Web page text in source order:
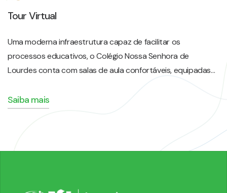
Tour Virtual
Uma moderna infraestrutura capaz de facilitar os
processos educativos, o Colégio Nossa Senhora de
Lourdes conta com salas de aula confortáveis, equipadas…
Saiba mais